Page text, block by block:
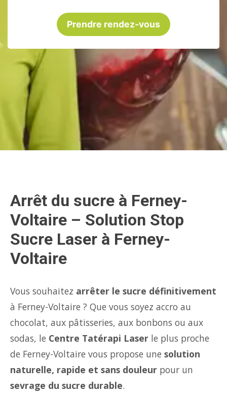
Prendre rendez-vous
Arrêt du sucre à Ferney-
Voltaire – Solution Stop
Sucre Laser à Ferney-
Voltaire
Vous souhaitez arrêter le sucre définitivement
à Ferney-Voltaire ? Que vous soyez accro au
chocolat, aux pâtisseries, aux bonbons ou aux
sodas, le Centre Tatérapi Laser le plus proche
de Ferney-Voltaire vous propose une solution
naturelle, rapide et sans douleur pour un
sevrage du sucre durable.